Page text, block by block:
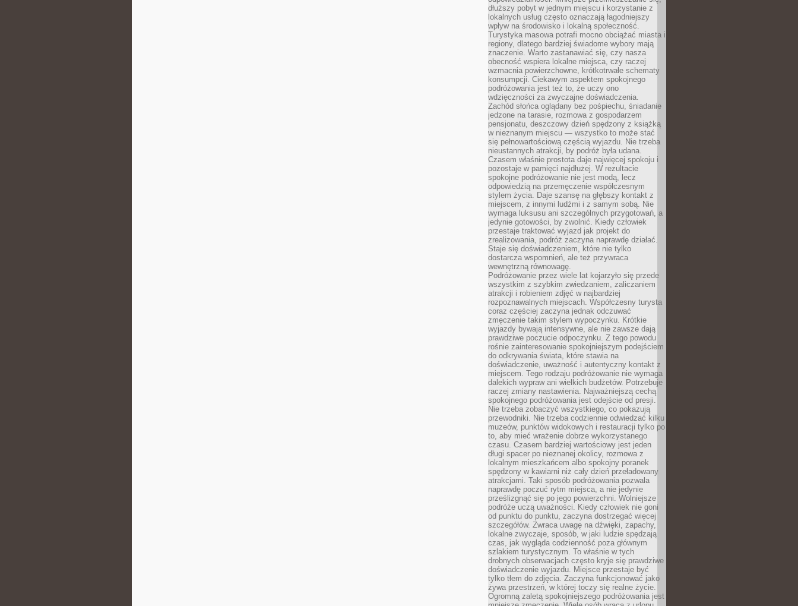
dłuższy pobyt w jednym miejscu i korzystanie z
lokalnych usług często oznaczają łagodniejszy
wpływ na środowisko i lokalną społeczność.
Turystyka masowa potrafi mocno obciążać miasta i
regiony, dlatego bardziej świadome wybory mają
znaczenie. Warto zastanawiać się, czy nasza
obecność wspiera lokalne miejsca, czy raczej
wzmacnia powierzchowne, krótkotrwałe schematy
konsumpcji. Ciekawym aspektem spokojnego
podróżowania jest też to, że uczy ono
wdzięczności za zwyczajne doświadczenia.
Zachód słońca oglądany bez pośpiechu, śniadanie
jedzone na tarasie, rozmowa z gospodarzem
pensjonatu, deszczowy dzień spędzony z książką
w nieznanym miejscu — wszystko to może stać
się pełnowartościową częścią wyjazdu. Nie trzeba
nieustannych atrakcji, by podróż była udana.
Czasem właśnie prostota daje najwięcej spokoju i
pozostaje w pamięci najdłużej. W rezultacie
spokojne podróżowanie nie jest modą, lecz
odpowiedzią na przemęczenie współczesnym
stylem życia. Daje szansę na głębszy kontakt z
miejscem, z innymi ludźmi i z samym sobą. Nie
wymaga luksusu ani szczególnych przygotowań, a
jedynie gotowości, by zwolnić. Kiedy człowiek
przestaje traktować wyjazd jak projekt do
zrealizowania, podróż zaczyna naprawdę działać.
Staje się doświadczeniem, które nie tylko
dostarcza wspomnień, ale też przywraca
wewnętrzną równowagę.
Podróżowanie przez wiele lat kojarzyło się przede
wszystkim z szybkim zwiedzaniem, zaliczaniem
atrakcji i robieniem zdjęć w najbardziej
rozpoznawalnych miejscach. Współczesny turysta
coraz częściej zaczyna jednak odczuwać
zmęczenie takim stylem wypoczynku. Krótkie
wyjazdy bywają intensywne, ale nie zawsze dają
prawdziwe poczucie odpoczynku. Z tego powodu
rośnie zainteresowanie spokojniejszym podejściem
do odkrywania świata, które stawia na
doświadczenie, uważność i autentyczny kontakt z
miejscem. Tego rodzaju podróżowanie nie wymaga
dalekich wypraw ani wielkich budżetów. Potrzebuje
raczej zmiany nastawienia. Najważniejszą cechą
spokojnego podróżowania jest odejście od presji.
Nie trzeba zobaczyć wszystkiego, co pokazują
przewodniki. Nie trzeba codziennie odwiedzać kilku
muzeów, punktów widokowych i restauracji tylko po
to, aby mieć wrażenie dobrze wykorzystanego
czasu. Czasem bardziej wartościowy jest jeden
długi spacer po nieznanej okolicy, rozmowa z
lokalnym mieszkańcem albo spokojny poranek
spędzony w kawiarni niż cały dzień przeładowany
atrakcjami. Taki sposób podróżowania pozwala
naprawdę poczuć rytm miejsca, a nie jedynie
prześlizgnąć się po jego powierzchni. Wolniejsze
podróże uczą uważności. Kiedy człowiek nie goni
od punktu do punktu, zaczyna dostrzegać więcej
szczegółów. Zwraca uwagę na dźwięki, zapachy,
lokalne zwyczaje, sposób, w jaki ludzie spędzają
czas, jak wygląda codzienność poza głównym
szlakiem turystycznym. To właśnie w tych
drobnych obserwacjach często kryje się prawdziwe
doświadczenie wyjazdu. Miejsce przestaje być
tylko tłem do zdjęcia. Zaczyna funkcjonować jako
żywa przestrzeń, w której toczy się realne życie.
Ogromną zaletą spokojniejszego podróżowania jest